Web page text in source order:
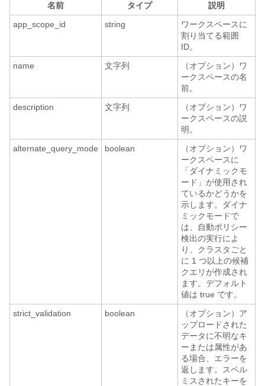
名前 タイプ
説明
app_scope_id
string
ワークスペースに
割り当てる範囲
ID。
name
文字列
（オプション）ワ
ークスペースの名
前。
description
文字列
（オプション）ワ
ークスペースの説
明。
alternate_query_mode
boolean
（オプション）ワ
ークスペースに
「ダイナミックモ
ード」が使用され
ているかどうかを
示します。ダイナ
ミックモードで
は、自動ポリシー
検出の実行によ
り、クラスタごと
に 1 つ以上の候補
クエリが作成され
ます。デフォルト
値は true です。
strict_validation
boolean
（オプション）ア
ップロードされた
データに不明なキ
ーまたは属性があ
る場合、エラーを
返します。スペル
ミスされたキーを